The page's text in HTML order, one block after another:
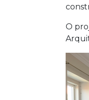
O